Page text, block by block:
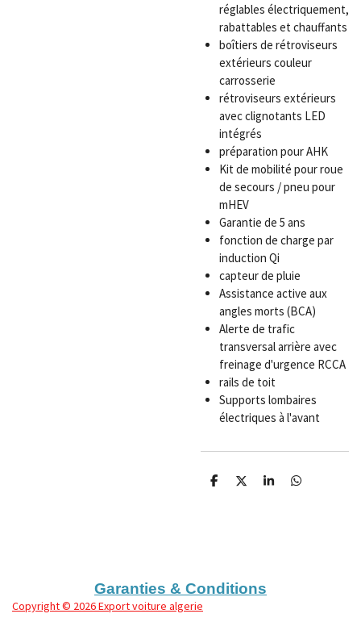
réglables électriquement,
rabattables et chauffants
boîtiers de rétroviseurs
extérieurs couleur
carrosserie
rétroviseurs extérieurs
avec clignotants LED
intégrés
préparation pour AHK
Kit de mobilité pour roue
de secours / pneu pour
mHEV
Garantie de 5 ans
fonction de charge par
induction Qi
capteur de pluie
Assistance active aux
angles morts (BCA)
Alerte de trafic
transversal arrière avec
freinage d'urgence RCCA
rails de toit
Supports lombaires
électriques à l'avant
P
P
P
P
Garanties & Conditions
Copyright© 2026 Export voiture algerie